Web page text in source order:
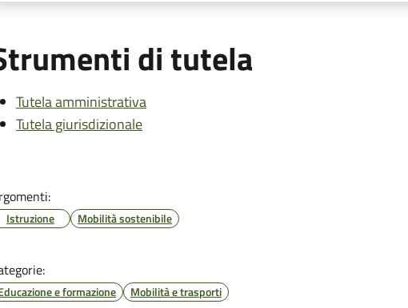
di tutela
Tutela amministrativa
Tutela giurisdizionale
Istruzione Mobilità sostenibile
e formazione Mobilità e trasporti